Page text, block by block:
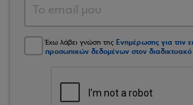
Έχω λάβει γνώση της Ενημέρωσης για την
προσωπικών δεδομένων στον διαδικτυακό